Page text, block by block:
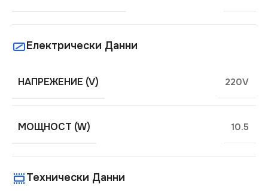
Електрически Данни
НАПРЕЖЕНИЕ (V) 220V
МОЩНОСТ (W) 10.5
Технически Данни